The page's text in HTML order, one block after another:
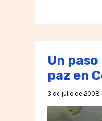
por
y
la
Libertad
Un
paz en
3 de julio de 2008